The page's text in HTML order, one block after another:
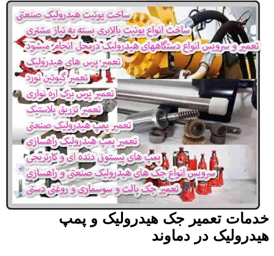
خدمات تعمیر جک هیدرولیک و پمپ
هیدرولیک در دماوند